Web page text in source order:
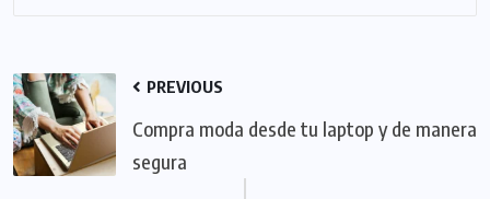
PREVIOUS
Compra moda desde tu laptop y de manera
segura